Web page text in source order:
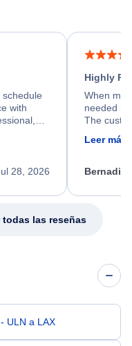
with
the
and
28, 2026
Highly
When my
needed
The
calm,
my issue.
Leer más
todas las reseñas
ULN a LAX